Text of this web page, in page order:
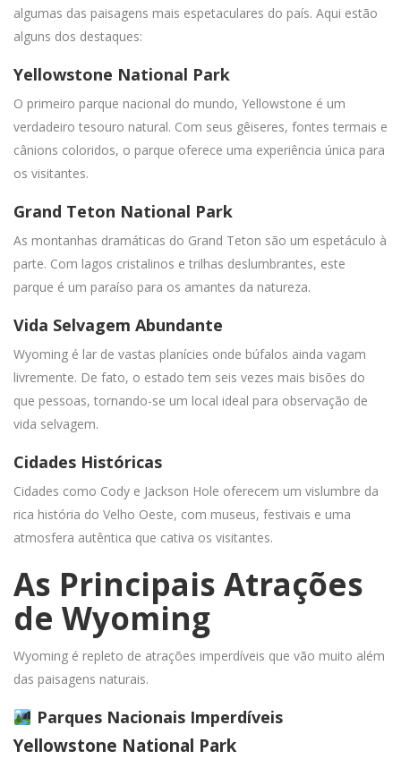
algumas das paisagens mais espetaculares do país. Aqui estão
alguns dos destaques:
Yellowstone National Park
O primeiro parque nacional do mundo, Yellowstone é um
verdadeiro tesouro natural. Com seus gêiseres, fontes termais e
cânions coloridos, o parque oferece uma experiência única para
os visitantes.
Grand Teton National Park
As montanhas dramáticas do Grand Teton são um espetáculo à
parte. Com lagos cristalinos e trilhas deslumbrantes, este
parque é um paraíso para os amantes da natureza.
Vida Selvagem Abundante
Wyoming é lar de vastas planícies onde búfalos ainda vagam
livremente. De fato, o estado tem seis vezes mais bisões do
que pessoas, tornando-se um local ideal para observação de
vida selvagem.
Cidades Históricas
Cidades como Cody e Jackson Hole oferecem um vislumbre da
rica história do Velho Oeste, com museus, festivais e uma
atmosfera autêntica que cativa os visitantes.
As Principais Atrações
de Wyoming
Wyoming é repleto de atrações imperdíveis que vão muito além
das paisagens naturais.
Parques Nacionais Imperdíveis
Yellowstone National Park